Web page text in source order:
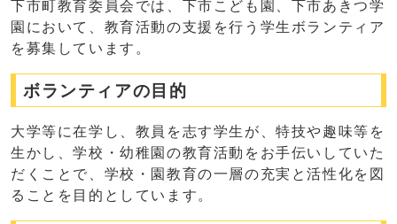
下市町教育委員会では、下市こども園、下市あきつ学
園において、教育活動の支援を行う学生ボランティア
を募集しています。
ボランティアの目的
大学等に在学し、教員を志す学生が、特技や趣味等を
生かし、学校・幼稚園の教育活動をお手伝いしていた
だくことで、学校・園教育の一層の充実と活性化を図
ることを目的としています。